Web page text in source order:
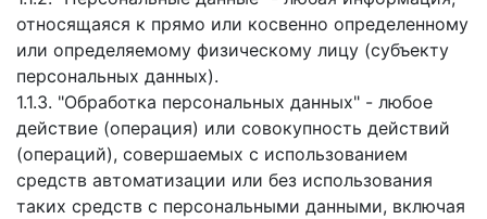
относящаяся к прямо или косвенно определенному
или определяемому физическому лицу (субъекту
персональных данных).
1.1.3. "Обработка персональных данных" - любое
действие (операция) или совокупность действий
(операций), совершаемых с использованием
средств автоматизации или без использования
таких средств с персональными данными, включая